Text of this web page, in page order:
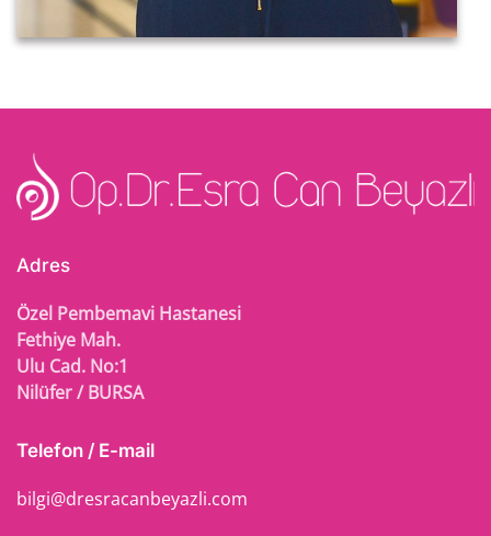
Adres
Özel Pembemavi Hastanesi
Fethiye Mah.
Ulu Cad. No:1
Nilüfer / BURSA
Telefon / E-mail
bilgi@dresracanbeyazli.com